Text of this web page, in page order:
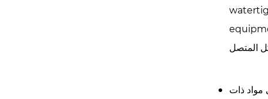
مواد ذات